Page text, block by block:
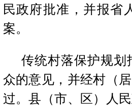
民政府批准，并报省
案。
传统村落保护规划
众的意见，并经村（
过。县（市、区）人